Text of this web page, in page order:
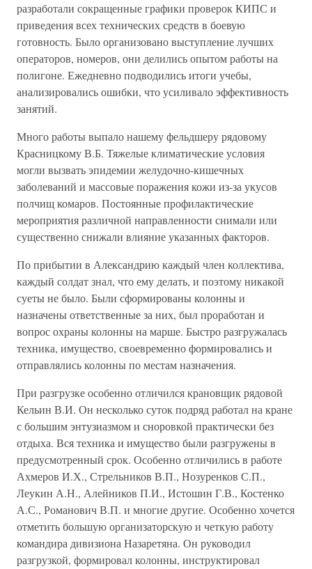
разработали сокращенные графики проверок КИПС и
приведения всех технических средств в боевую
готовность. Было организовано выступление лучших
операторов, номеров, они делились опытом работы на
полигоне. Ежедневно подводились итоги учебы,
анализировались ошибки, что усиливало эффективность
занятий.
Много работы выпало нашему фельдшеру рядовому
Красницкому В.Б. Тяжелые климатические условия
могли вызвать эпидемии желудочно-кишечных
заболеваний и массовые поражения кожи из-за укусов
полчищ комаров. Постоянные профилактические
мероприятия различной направленности снимали или
существенно снижали влияние указанных факторов.
По прибытии в Александрию каждый член коллектива,
каждый солдат знал, что ему делать, и поэтому никакой
суеты не было. Были сформированы колонны и
назначены ответственные за них, был проработан и
вопрос охраны колонны на марше. Быстро разгружалась
техника, имущество, своевременно формировались и
отправлялись колонны по местам назначения.
При разгрузке особенно отличился крановщик рядовой
Кельин В.И. Он несколько суток подряд работал на кране
с большим энтузиазмом и сноровкой практически без
отдыха. Вся техника и имущество были разгружены в
предусмотренный срок. Особенно отличились в работе
Ахмеров И.Х., Стрельников В.П., Нозуренков С.П.,
Леукин А.Н., Алейников П.И., Истошин Г.В., Костенко
А.С., Романович В.П. и многие другие. Особенно хочется
отметить большую организаторскую и четкую работу
командира дивизиона Назаретяна. Он руководил
разгрузкой, формировал колонны, инструктировал